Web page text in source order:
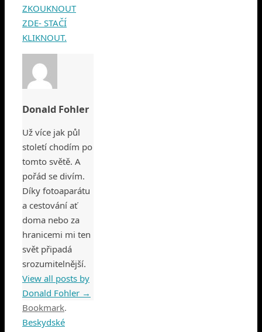
ZKOUKNOUT
ZDE- STAČÍ
KLIKNOUT.
Donald Fohler
Už více jak půl
století chodím po
tomto světě. A
pořád se divím.
Díky fotoaparátu
a cestování ať
doma nebo za
hranicemi mi ten
svět připadá
srozumitelnější.
View all posts by
Donald Fohler →
Bookmark.
Beskydské